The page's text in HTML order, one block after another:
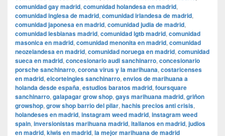
comunidad gay madrid, comunidad holandesa en madrid,
comunidad inglesa de madrid, comunidad irlandesa de madrid,
comunidad japonesa en madrid, comunidad judia de madrid,
comunidad lesbianas madrid, comunidad lgtb madrid, comunidad
masonica en madrid, comunidad menonita en madrid, comunidad
neozelandesa en madrid, comunidad noruega en madrid, comunidad
sueca en madrid, concesionario audi sanchinarro, concesionario
porsche sanchinarro, corona virus y la marihuana, costaricenses
en madrid, elcorteingles sanchinarro, envios de marihuana a
holanda desde españa, estudios baratos madrid, foursquare
sanchinarro, galapagar grow shop, gays marihuana madrid, griñon
growshop, grow shop barrio del pilar, hachis precios anti crisis,
holandeses en madrid, instagram weed madrid, instagram weed
spain, inversionistas marihuana madrid, italianos en madrid, judios
en madrid, kiwis en madrid, la mejor marihuana de madrid